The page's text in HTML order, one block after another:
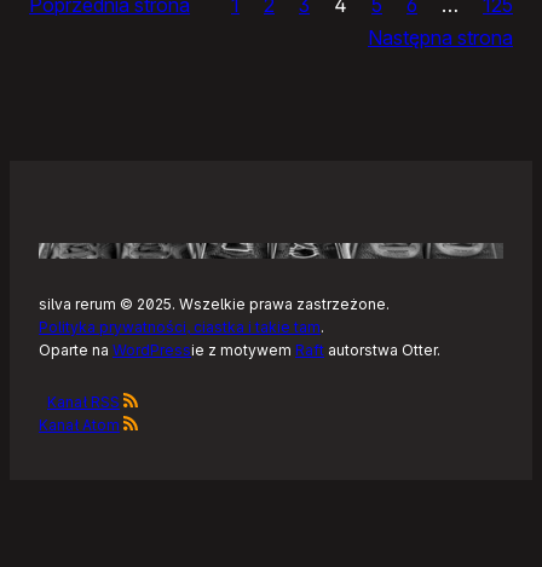
Następna strona
silva rerum © 2025. Wszelkie prawa zastrzeżone.
Polityka prywatności, ciastka i takie tam.
Oparte na WordPressie z motywem Raft autorstwa Otter.
Kanał RSS
Kanał Atom